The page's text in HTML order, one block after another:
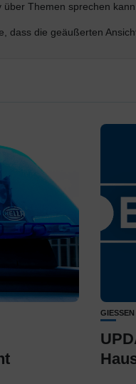
Themen sprechen
dass die geäußerten
GIESSEN